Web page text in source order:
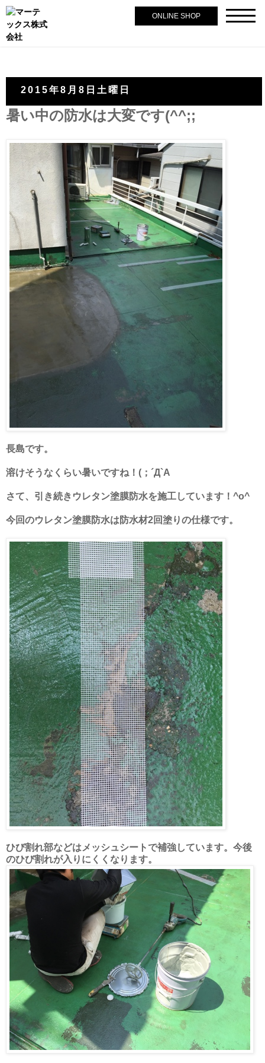
ONLINE SHOP
2015年8月8日土曜日
暑い中の防水は大変です(^^;;
長島です。
溶けそうなくらい暑いですね！(；´Д`A
さて、引き続きウレタン塗膜防水を施工しています！^o^
今回のウレタン塗膜防水は防水材2回塗りの仕様です。
ひび割れ部などはメッシュシートで補強しています。今後
のひび割れが入りにくくなります。